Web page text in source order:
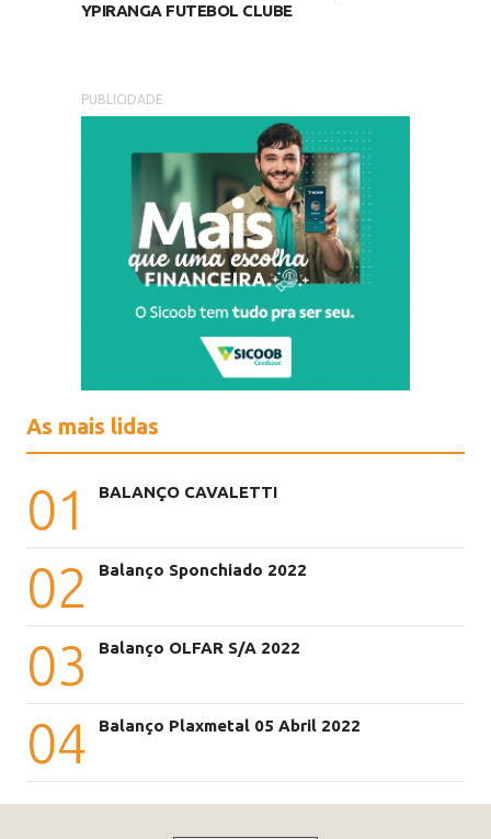
YPIRANGA FUTEBOL CLUBE
PUBLICIDADE
As mais lidas
01 BALANÇO CAVALETTI
02 Balanço Sponchiado 2022
03 Balanço OLFAR S/A 2022
04 Balanço Plaxmetal 05 Abril 2022